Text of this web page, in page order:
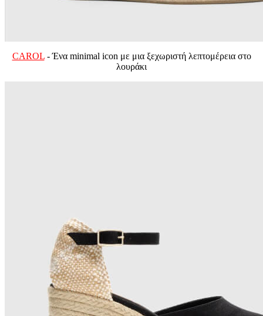
CAROL- Ένα minimal icon με μια ξεχωριστή λεπτομέρεια στο
λουράκι